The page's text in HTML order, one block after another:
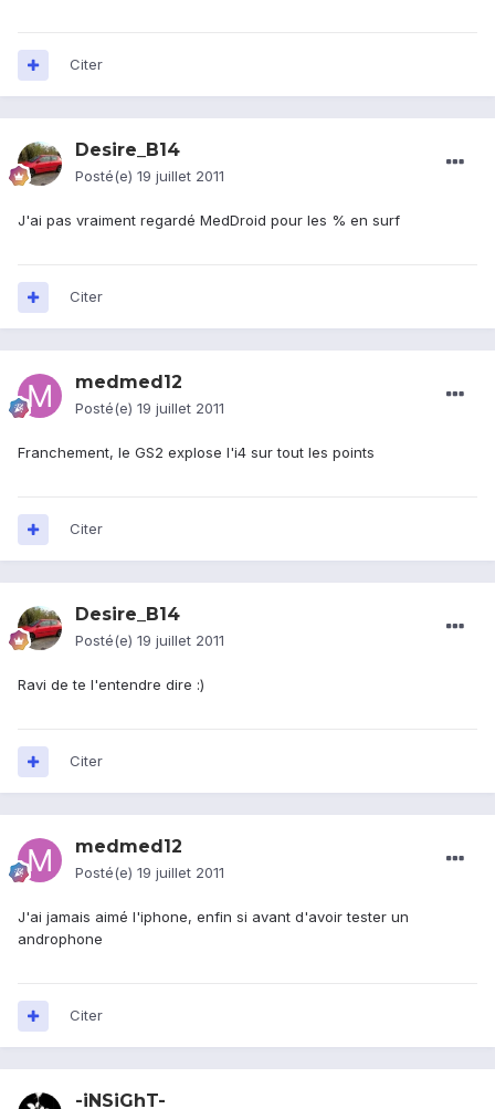
Citer
Desire_B14
Posté(e) 19 juillet 2011
J'ai pas vraiment regardé MedDroid pour les % en surf
Citer
medmed12
Posté(e) 19 juillet 2011
Franchement, le GS2 explose l'i4 sur tout les points
Citer
Desire_B14
Posté(e) 19 juillet 2011
Ravi de te l'entendre dire :)
Citer
medmed12
Posté(e) 19 juillet 2011
J'ai jamais aimé l'iphone, enfin si avant d'avoir tester un
androphone
Citer
-iNSiGhT-